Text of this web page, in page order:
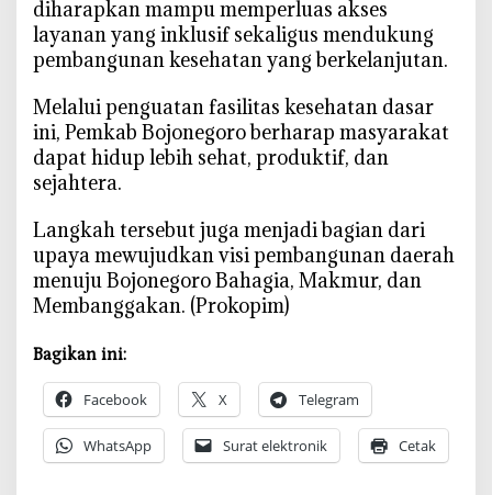
diharapkan mampu memperluas akses
layanan yang inklusif sekaligus mendukung
pembangunan kesehatan yang berkelanjutan.
‎Melalui penguatan fasilitas kesehatan dasar
ini, Pemkab Bojonegoro berharap masyarakat
dapat hidup lebih sehat, produktif, dan
sejahtera.
‎Langkah tersebut juga menjadi bagian dari
upaya mewujudkan visi pembangunan daerah
menuju Bojonegoro Bahagia, Makmur, dan
Membanggakan. (Prokopim)
Bagikan ini:
Facebook X Telegram
WhatsApp Surat elektronik Cetak